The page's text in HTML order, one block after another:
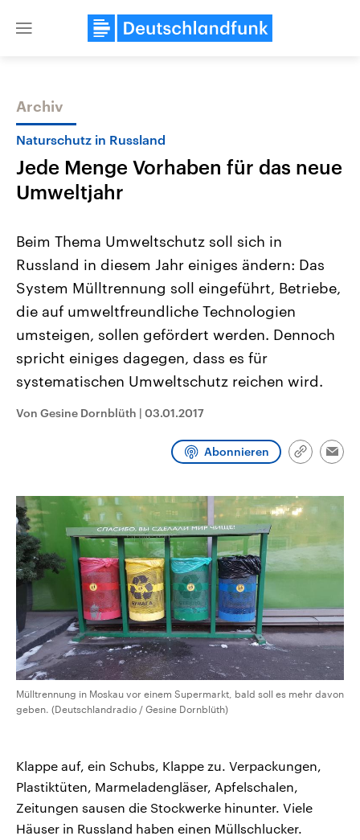
Close
Themen
Landtagswahl Sachsen-Anhalt
2026
Alle Informationen
Sachsen-Anhalt wählt am 6.
September 2026 einen neuen
Landtag. Seit 2021 wird das
Bundesland von einer Koalition aus
CDU, SPD und FDP regiert.-
Umfragen, Prognosen,
und Hintergründe zu den Parteien
und Kandidaten der anstehenden
USA
Aktuelle Beiträge,
Hintergründe
Wirtschaftlich und
gehören die Vereinigten
den mächtigsten Ländern
mit großem Einfluss auf
Sendungen Programm Podcasts
Archiv
Naturschutz in Russland
Jede Menge Vorhaben für das neue
Umweltjahr
Beim Thema Umweltschutz soll sich in
Russland in diesem Jahr einiges ändern: Das
System Mülltrennung soll eingeführt, Betriebe,
die auf umweltfreundliche Technologien
umsteigen, sollen gefördert werden. Dennoch
spricht einiges dagegen, dass es für
systematischen Umweltschutz reichen wird.
Von Gesine Dornblüth | 03.01.2017
Abonnieren
Link
Mülltrennung in Moskau vor einem Supermarkt, bald soll es mehr davon
geben. (Deutschlandradio / Gesine Dornblüth)
Klappe auf, ein Schubs, Klappe zu. Verpackungen,
Plastiktüten, Marmeladengläser, Apfelschalen,
Zeitungen sausen die Stockwerke hinunter. Viele
Häuser in Russland haben einen Müllschlucker.